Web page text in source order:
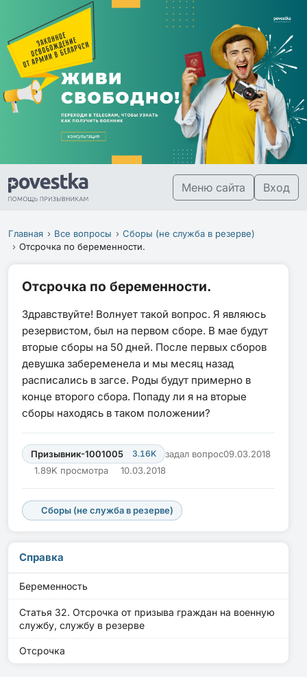
Меню сайта Вход
Главная Все вопросы
Сборы (не служба в резерве)
Отсрочка по беременности.
Отсрочка по беременности.
Здравствуйте! Волнует такой вопрос. Я являюсь
резервистом, был на первом сборе. В мае будут
вторые сборы на 50 дней. После первых сборов
девушка забеременела и мы месяц назад
расписались в загсе. Роды будут примерно в
конце второго сбора. Попаду ли я на вторые
сборы находясь в таком положении?
Призывник-1001005 3.16K задал вопрос09.03.2018
1.89K просмотра
10.03.2018
Сборы (не служба в резерве)
Справка
Беременность
Статья 32. Отсрочка от призыва граждан на военную
службу, службу в резерве
Отсрочка